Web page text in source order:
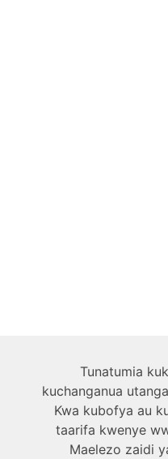
Tunatumia
kuchanganua
Kwa kubofya au
taarifa kwenye
Maelezo zaidi